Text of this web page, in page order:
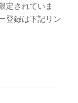
ン
切
り
定されていま
登録は下記リン